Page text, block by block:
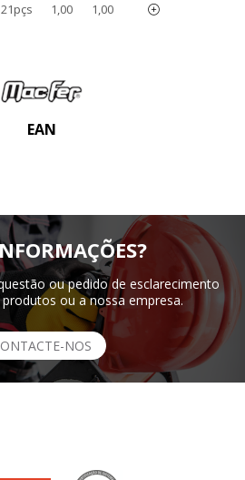
1,00 1,00
EAN
ou pedido de esclarecimento
ou a nossa empresa.
NOS